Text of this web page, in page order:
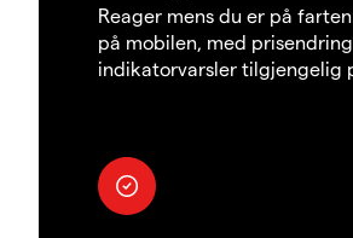
Reager mens du er på
på mobilen, med
indikatorvarsler tilgjengelig